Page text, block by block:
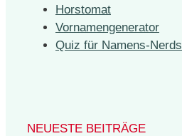
Horstomat
Vornamengenerator
Quiz für Namens-Nerds
NEUESTE BEITRÄGE